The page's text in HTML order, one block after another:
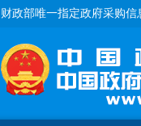
财政部唯一指定政府采购